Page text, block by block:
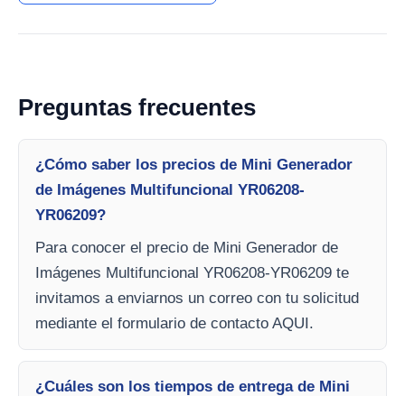
Preguntas frecuentes
¿Cómo saber los precios de Mini Generador
de Imágenes Multifuncional YR06208-
YR06209?
Para conocer el precio de Mini Generador de
Imágenes Multifuncional YR06208-YR06209 te
invitamos a enviarnos un correo con tu solicitud
mediante el formulario de contacto AQUI.
¿Cuáles son los tiempos de entrega de Mini